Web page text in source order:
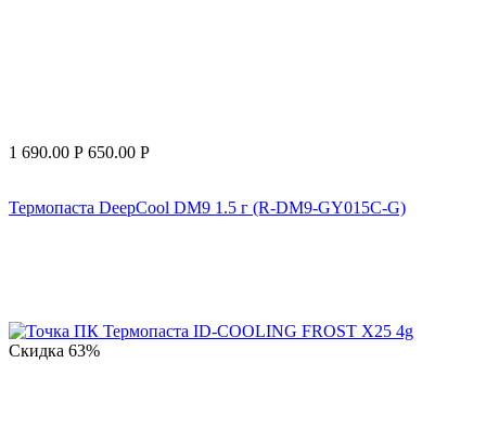
1 690.00 Р 650.00 Р
Термопаста DeepCool DM9 1.5 г (R-DM9-GY015C-G)
Скидка 63%